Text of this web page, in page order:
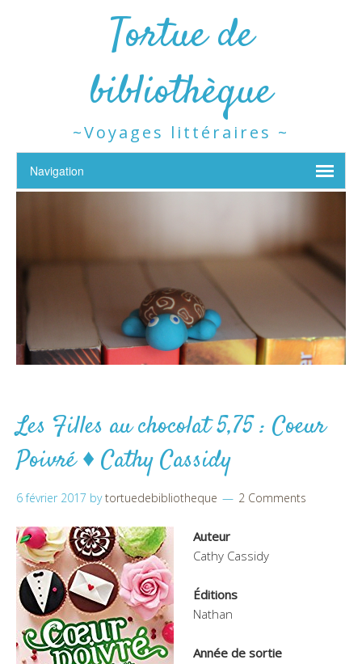
Tortue de
bibliothèque
~Voyages littéraires ~
Les Filles au chocolat 5,75 : Coeur
Poivré ♦ Cathy Cassidy
6 février 2017 bytortuedebibliotheque 2 Comments
Auteur
Cathy Cassidy
Éditions
Nathan
Année de sortie